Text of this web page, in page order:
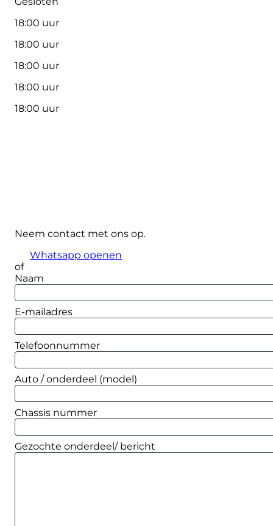
18:00 uur
18:00 uur
18:00 uur
18:00 uur
18:00 uur
Neem contact met ons op.
Whatsapp openen
of
Naam
E-mailadres
Telefoonnummer
Auto / onderdeel (model)
Chassis nummer
Gezochte onderdeel/ bericht